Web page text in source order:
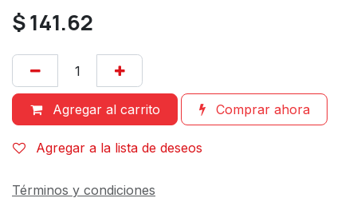
$141.62
Agregar al carrito Comprar ahora
Agregar a la lista de deseos
Términos y condiciones